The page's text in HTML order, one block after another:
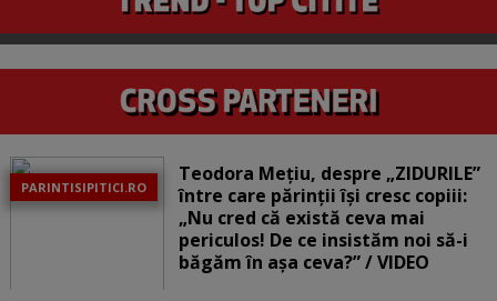
PARINTISIPITICI.RO
Teodora Mețiu, despre „ZIDURILE”
între care părinții își cresc copiii:
„Nu cred că există ceva mai
periculos! De ce insistăm noi să-i
băgăm în așa ceva?” / VIDEO